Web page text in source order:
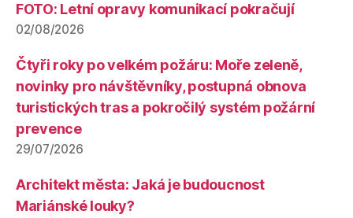
FOTO: Letní opravy komunikací pokračují
02/08/2026
Čtyři roky po velkém požáru: Moře zeleně,
novinky pro návštěvníky, postupná obnova
turistických tras a pokročilý systém požární
prevence
29/07/2026
Architekt města: Jaká je budoucnost
Mariánské louky?